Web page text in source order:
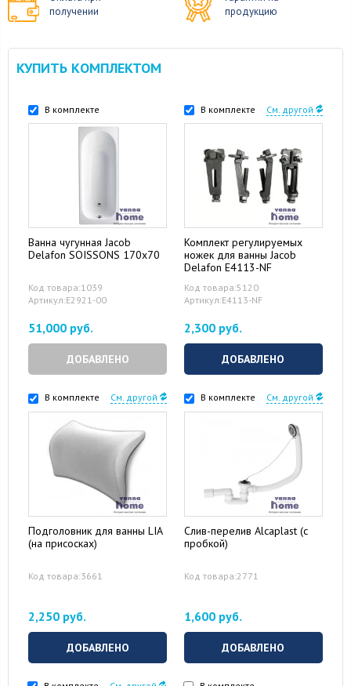
получении
продукцию
КУПИТЬ КОМПЛЕКТОМ
В комплекте
Ванна чугунная Jacob
Delafon SOISSONS 170х70
Код товара:1039
Артикул:E2921-00
51,000 руб.
ДОБАВЛЕНО
В комплекте См. другой
Комплект регулируемых
ножек для ванны Jacob
Delafon E4113-NF
Код товара:5120
Артикул:E4113-NF
2,300 руб.
ДОБАВЛЕНО
В комплекте См. другой
Подголовник для ванны LIA
(на присосках)
Код товара:3661
2,250 руб.
ДОБАВЛЕНО
В комплекте См. другой
Слив-перелив Alcaplast (с
пробкой)
Код товара:2771
1,600 руб.
ДОБАВЛЕНО